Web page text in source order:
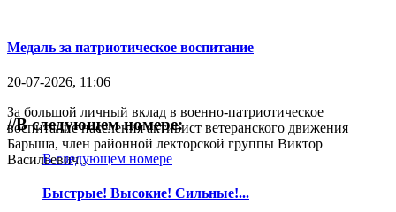
Медаль за патриотическое воспитание
20-07-2026, 11:06
За большой личный вклад в военно-патриотическое
воспитание населения активист ветеранского движения
Барыша, член районной лекторской группы Виктор
Васильевич...
//В следующем номере:
В следующем номере
Быстрые! Высокие! Сильные!...